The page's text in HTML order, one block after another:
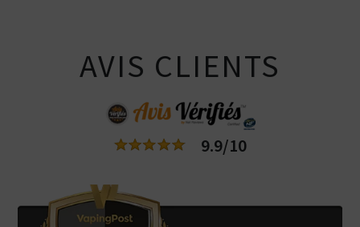
AVIS CLIENTS
9.9/10